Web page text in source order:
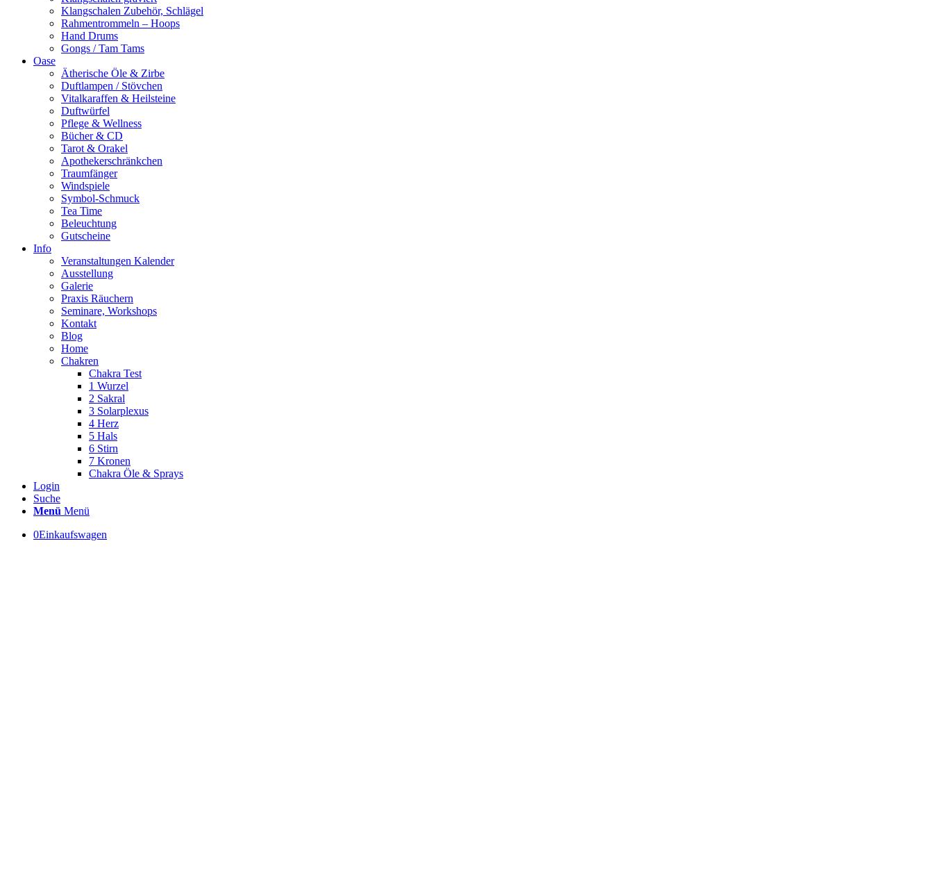
Klangschalen Zubehör, Schlägel
Rahmentrommeln – Hoops
Hand Drums
Gongs / Tam Tams
Oase
Ätherische Öle & Zirbe
Duftlampen / Stövchen
Vitalkaraffen & Heilsteine
Duftwürfel
Pflege & Wellness
Bücher & CD
Tarot & Orakel
Apothekerschränkchen
Traumfänger
Windspiele
Symbol-Schmuck
Tea Time
Beleuchtung
Gutscheine
Info
Veranstaltungen Kalender
Ausstellung
Galerie
Praxis Räuchern
Seminare, Workshops
Kontakt
Blog
Home
Chakren
Chakra Test
1 Wurzel
2 Sakral
3 Solarplexus
4 Herz
5 Hals
6 Stirn
7 Kronen
Chakra Öle & Sprays
Login
Suche
Menü Menü
0Einkaufswagen